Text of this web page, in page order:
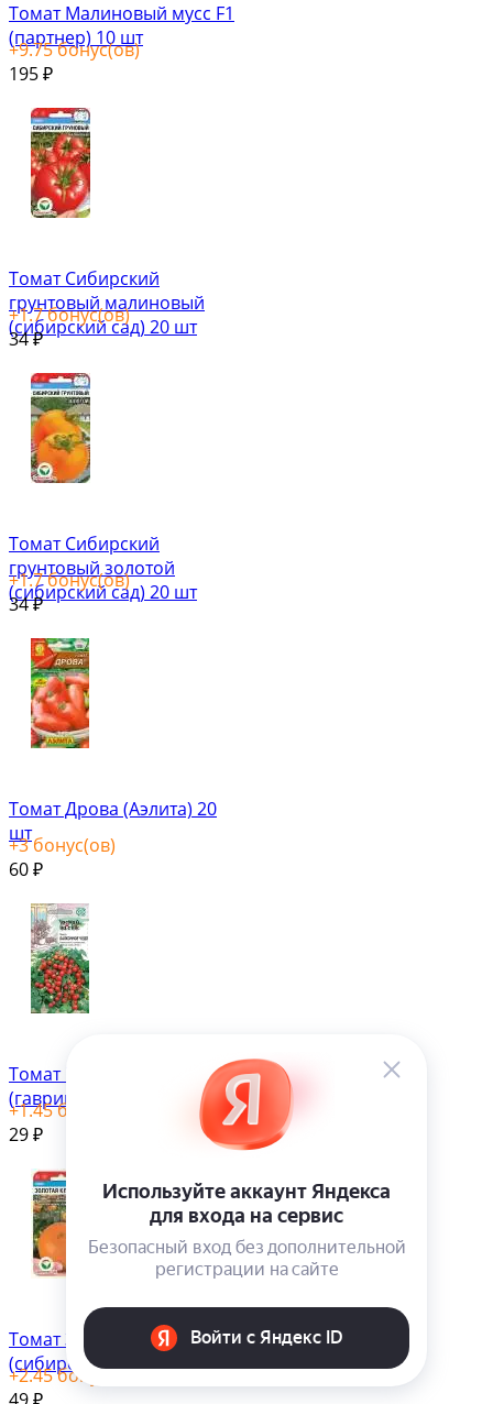
Томат Малиновый мусс F1
(партнер) 10 шт
+9.75бонус(ов)
195 ₽
Томат Сибирский
грунтовый малиновый
(сибирский сад) 20 шт
+1.7бонус(ов)
34₽
Томат Сибирский
грунтовый золотой
(сибирский сад) 20 шт
+1.7бонус(ов)
34₽
Томат Дрова (Аэлита) 20
шт
+3 бонус(ов)
60 ₽
Томат Балконное чудо
(гавриш) 0,05 гр
+1.45бонус(ов)
29 ₽
Томат Золотая клуша
(сибирский сад) 20 шт
+2.45бонус(ов)